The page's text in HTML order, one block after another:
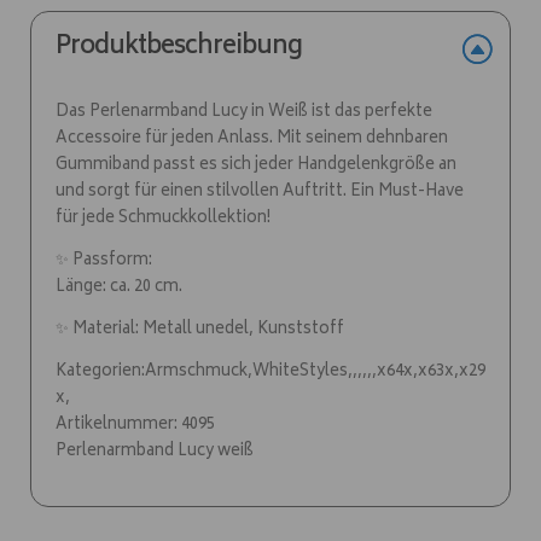
:
Produktbeschreibung
Das Perlenarmband Lucy in Weiß ist das perfekte
Accessoire für jeden Anlass. Mit seinem dehnbaren
Gummiband passt es sich jeder Handgelenkgröße an
und sorgt für einen stilvollen Auftritt. Ein Must-Have
für jede Schmuckkollektion!
✨ Passform:
Länge: ca. 20 cm.
✨ Material: Metall unedel, Kunststoff
Kategorien:Armschmuck,WhiteStyles,,,,,,x64x,x63x,x29
x,
Artikelnummer: 4095
Perlenarmband Lucy weiß